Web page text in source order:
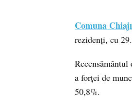
Comuna
rezidenți, cu
a forței de
50,8%.